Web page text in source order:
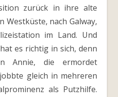
zurück in ihre alte
Westküste, nach Galway,
im Land. Und
es richtig in sich, denn
Annie, die ermordet
gleich in mehreren
als Putzhilfe.